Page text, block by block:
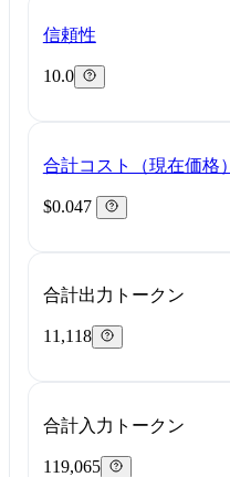
信頼性
10.0
合計コスト（現在価格）
$0.047
合計出力トークン
11,118
合計入力トークン
119,065